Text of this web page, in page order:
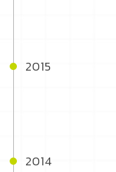
2015
2014